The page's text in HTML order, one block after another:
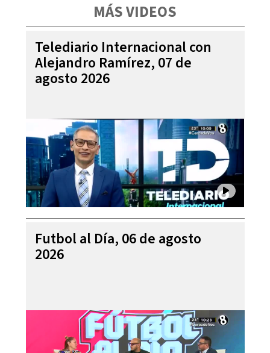
MÁS VIDEOS
Telediario Internacional con
Alejandro Ramírez, 07 de
agosto 2026
Futbol al Día, 06 de agosto
2026